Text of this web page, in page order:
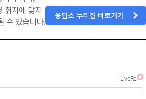
취지에 맞지
수 있습니다.
응답소 누리집 바로가기